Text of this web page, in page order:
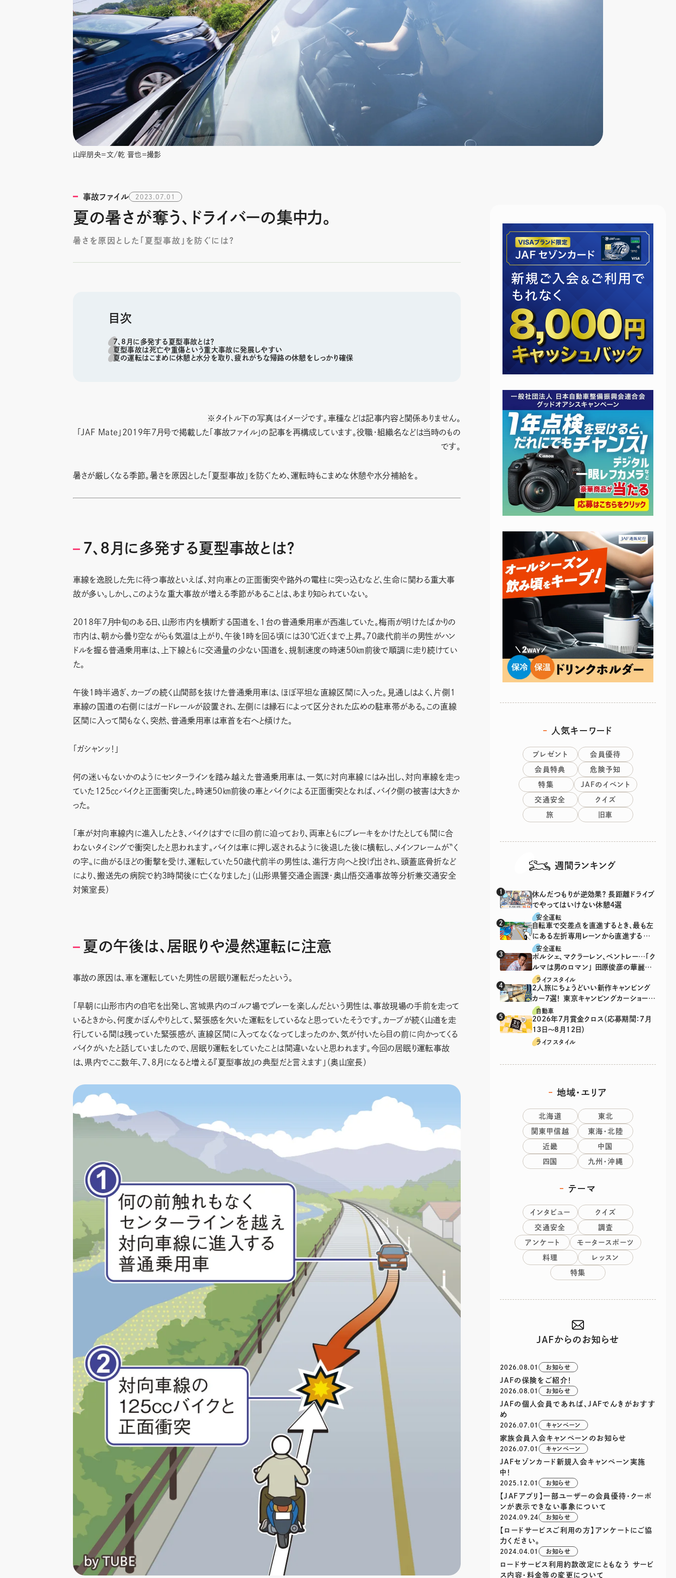
山岸朋央＝文/乾 晋也＝撮影
事故ファイル 2023.07.01
夏の暑さが奪う、ドライバーの集中力。
暑さを原因とした「夏型事故」を防ぐには？
目次
7、8月に多発する夏型事故とは？
夏型事故は死亡や重傷という重大事故に発展しやすい
夏の運転はこまめに休憩と水分を取り、疲れがちな帰路の休憩をしっかり確保
※タイトル下の写真はイメージです。車種などは記事内容と関係ありません。
「JAF Mate」2019年7月号で掲載した「事故ファイル」の記事を再構成しています。役職・組織名などは当時のもの
です。
暑さが厳しくなる季節。暑さを原因とした「夏型事故」を防ぐため、運転時もこまめな休憩や水分補給を。
7、8月に多発する夏型事故とは？
車線を逸脱した先に待つ事故といえば、対向車との正面衝突や路外の電柱に突っ込むなど、生命に関わる重大事
故が多い。しかし、このような重大事故が増える季節があることは、あまり知られていない。
2018年7月中旬のある日、山形市内を横断する国道を、1台の普通乗用車が西進していた。梅雨が明けたばかりの
市内は、朝から曇り空ながらも気温は上がり、午後1時を回る頃には30℃近くまで上昇。70歳代前半の男性がハン
ドルを握る普通乗用車は、上下線ともに交通量の少ない国道を、規制速度の時速50㎞前後で順調に走り続けてい
た。
午後1時半過ぎ、カーブの続く山間部を抜けた普通乗用車は、ほぼ平坦な直線区間に入った。見通しはよく、片側1
車線の国道の右側にはガードレールが設置され、左側には縁石によって区分された広めの駐車帯がある。この直線
区間に入って間もなく、突然、普通乗用車は車首を右へと傾けた。
「ガシャンッ！」
何の迷いもないかのようにセンターラインを踏み越えた普通乗用車は、一気に対向車線にはみ出し、対向車線を走っ
ていた125㏄バイクと正面衝突した。時速50㎞前後の車とバイクによる正面衝突となれば、バイク側の被害は大きか
った。
「車が対向車線内に進入したとき、バイクはすでに目の前に迫っており、両車ともにブレーキをかけたとしても間に合
わないタイミングで衝突したと思われます。バイクは車に押し返されるように後退した後に横転し、メインフレームが〝く
の字〟に曲がるほどの衝撃を受け、運転していた50歳代前半の男性は、進行方向へと投げ出され、頭蓋底骨折など
により、搬送先の病院で約３時間後に亡くなりました」（山形県警交通企画課・奥山悟交通事故等分析兼交通安全
対策室長）
夏の午後は、居眠りや漫然運転に注意
事故の原因は、車を運転していた男性の居眠り運転だったという。
「早朝に山形市内の自宅を出発し、宮城県内のゴルフ場でプレーを楽しんだという男性は、事故現場の手前を走って
いるときから、何度かぼんやりとして、緊張感を欠いた運転をしているなと思っていたそうです。カーブが続く山道を走
行している間は残っていた緊張感が、直線区間に入ってなくなってしまったのか、気が付いたら目の前に向かってくる
バイクがいたと話していましたので、居眠り運転をしていたことは間違いないと思われます。今回の居眠り運転事故
は、県内でここ数年、7、8月になると増える『夏型事故』の典型だと言えます」（奥山室長）
人気キーワード
プレゼント 会員優待
会員特典 危険予知
特集 JAFのイベント
交通安全 クイズ
旅 旧車
週間ランキング
休んだつもりが逆効果？ 長距離ドライブ
でやってはいけない休憩4選
安全運転
自転車で交差点を直進するとき、最も左
にある左折専用レーンから直進するの
は、違反？
安全運転
ポルシェ、マクラーレン、ベントレー…「ク
ルマは男のロマン」 田原俊彦の華麗な
る愛車遍歴
ライフスタイル
2人旅にちょうどいい新作キャンピング
カー7選！ 東京キャンピングカーショー
2026注目モデル
自動車
2026年7月賞金クロス（応募期間：7月
13日～8月12日）
ライフスタイル
地域・エリア
北海道 東北
関東甲信越 東海・北陸
近畿 中国
四国 九州・沖縄
テーマ
インタビュー クイズ
交通安全 調査
アンケート モータースポーツ
料理 レッスン
特集
JAFからのお知らせ
2026.08.01 お知らせ
JAFの保険をご紹介！
2026.08.01 お知らせ
JAFの個人会員であれば、JAFでんきがおすす
め
2026.07.01 キャンペーン
家族会員入会キャンペーンのお知らせ
2026.07.01 キャンペーン
JAFセゾンカード新規入会キャンペーン実施
中！
2025.12.01 お知らせ
【JAFアプリ】一部ユーザーの会員優待・クーポ
ンが表示できない事象について
2024.09.24 お知らせ
【ロードサービスご利用の方】アンケートにご協
力ください。
2024.04.01 お知らせ
ロードサービス利用約款改定にともなう サービ
ス内容・料金等の変更について